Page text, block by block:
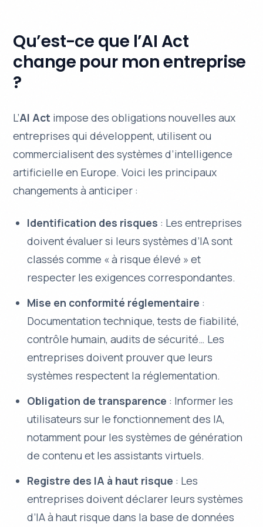
Qu’est-ce que l’AI Act
change pour mon entreprise
?
L’AI Act impose des obligations nouvelles aux
entreprises qui développent, utilisent ou
commercialisent des systèmes d’intelligence
artificielle en Europe. Voici les principaux
changements à anticiper :
Identification des risques : Les entreprises
doivent évaluer si leurs systèmes d’IA sont
classés comme « à risque élevé » et
respecter les exigences correspondantes.
Mise en conformité réglementaire :
Documentation technique, tests de fiabilité,
contrôle humain, audits de sécurité… Les
entreprises doivent prouver que leurs
systèmes respectent la réglementation.
Obligation de transparence : Informer les
utilisateurs sur le fonctionnement des IA,
notamment pour les systèmes de génération
de contenu et les assistants virtuels.
Registre des IA à haut risque : Les
entreprises doivent déclarer leurs systèmes
d’IA à haut risque dans la base de données